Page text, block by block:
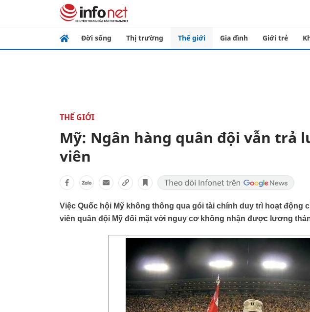
Đời sống Thị trường Thế giới Gia đình Giới trẻ
THẾ GIỚI
Mỹ: Ngân hàng quân đội vẫn trả
viên
Việc Quốc hội Mỹ không thông qua gói tài chính duy trì hoạt động
viên quân đội Mỹ đối mặt với nguy cơ không nhận được lương